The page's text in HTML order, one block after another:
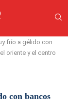
frío a gélido con
oriente y el centro
con bancos